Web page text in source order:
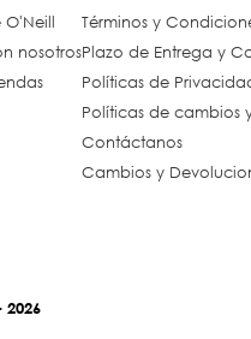
nosotros
Términos y
Plazo de Entrega y
Políticas de
Políticas de cambios
Contáctanos
Cambios y
2026